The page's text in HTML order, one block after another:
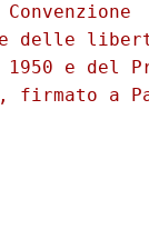
delle
e del